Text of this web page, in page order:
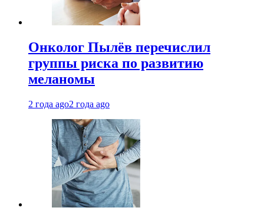
Онколог Пылёв перечислил
группы риска по развитию
меланомы
2 года ago2 года ago